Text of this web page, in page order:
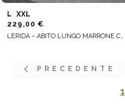
L
XXL
229,00 €
PRECEDENTE
1